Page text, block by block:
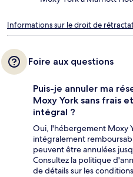
Informations sur le droit de
Foire aux questions
Puis-je annuler ma
Moxy York sans frais
intégral ?
Oui, l'hébergement Moxy
intégralement
peuvent être annulées
Consultez la politique
de détails sur les